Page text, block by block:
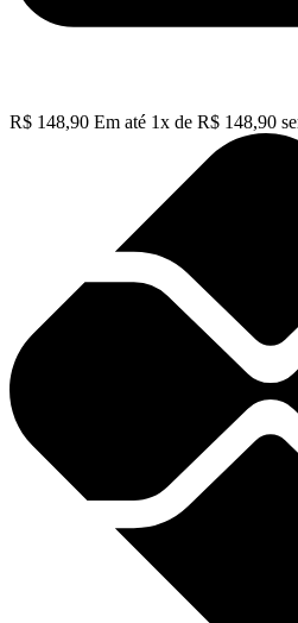
R$ 148,90 Em até 1x de R$ 148,90